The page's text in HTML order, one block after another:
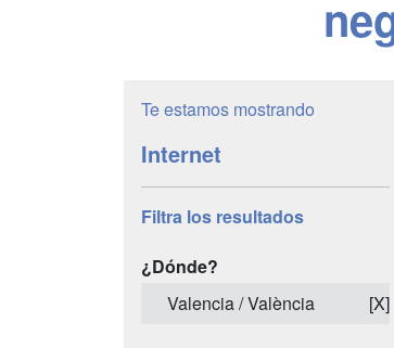
Te estamos mostrando
Internet
Filtra los resultados
¿Dónde?
Valencia / València
[X]